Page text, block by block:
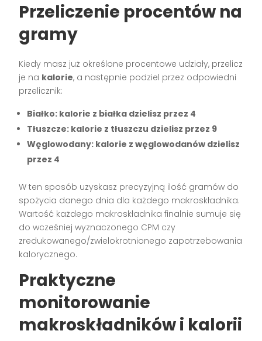
Przeliczenie procentów na
gramy
Kiedy masz już określone procentowe udziały, przelicz
je na kalorie, a następnie podziel przez odpowiedni
przelicznik:
Białko: kalorie z białka dzielisz przez 4
Tłuszcze: kalorie z tłuszczu dzielisz przez 9
Węglowodany: kalorie z węglowodanów dzielisz
przez 4
W ten sposób uzyskasz precyzyjną ilość gramów do
spożycia danego dnia dla każdego makroskładnika.
Wartość każdego makroskładnika finalnie sumuje się
do wcześniej wyznaczonego CPM czy
zredukowanego/zwielokrotnionego zapotrzebowania
kalorycznego.
Praktyczne
monitorowanie
makroskładników i kalorii